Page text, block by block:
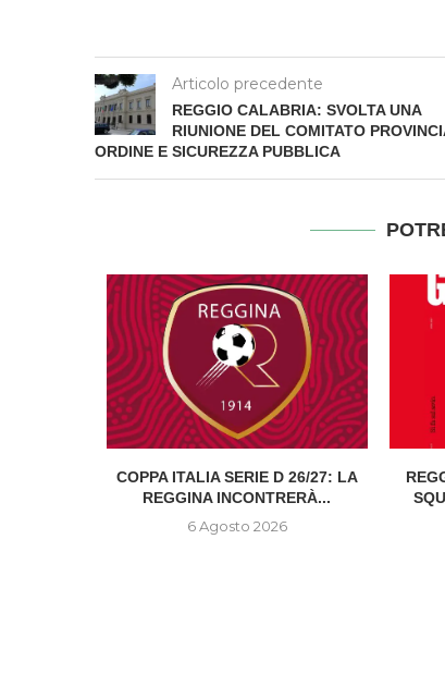
Articolo precedente
REGGIO CALABRIA: SVOLTA UNA
RIUNIONE DEL COMITATO
ORDINE E SICUREZZA PUBBLICA
COPPA ITALIA SERIE D 26/27: LA
REGGINA INCONTRERÀ...
6 Agosto 2026